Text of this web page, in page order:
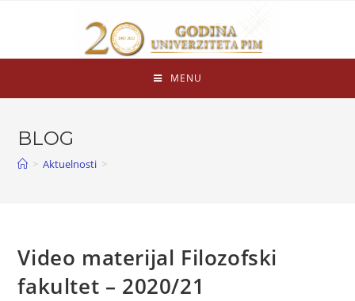
MENU
BLOG
> Aktuelnosti >
Video materijal Filozofski
fakultet – 2020/21